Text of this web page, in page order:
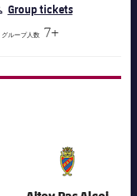
Group tickets
グループ人数 7+